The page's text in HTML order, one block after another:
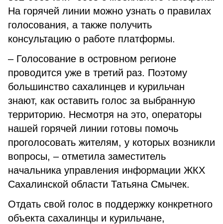
На горячей линии можно узнать о правилах
голосования, а также получить
консультацию о работе платформы.
– Голосование в островном регионе
проводится уже в третий раз. Поэтому
большинство сахалинцев и курильчан
знают, как оставить голос за выбранную
территорию. Несмотря на это, операторы
нашей горячей линии готовы помочь
проголосовать жителям, у которых возникли
вопросы, – отметила заместитель
начальника управления информации ЖКХ
Сахалинской области Татьяна Смычек.
Отдать свой голос в поддержку конкретного
объекта сахалинцы и курильчане,